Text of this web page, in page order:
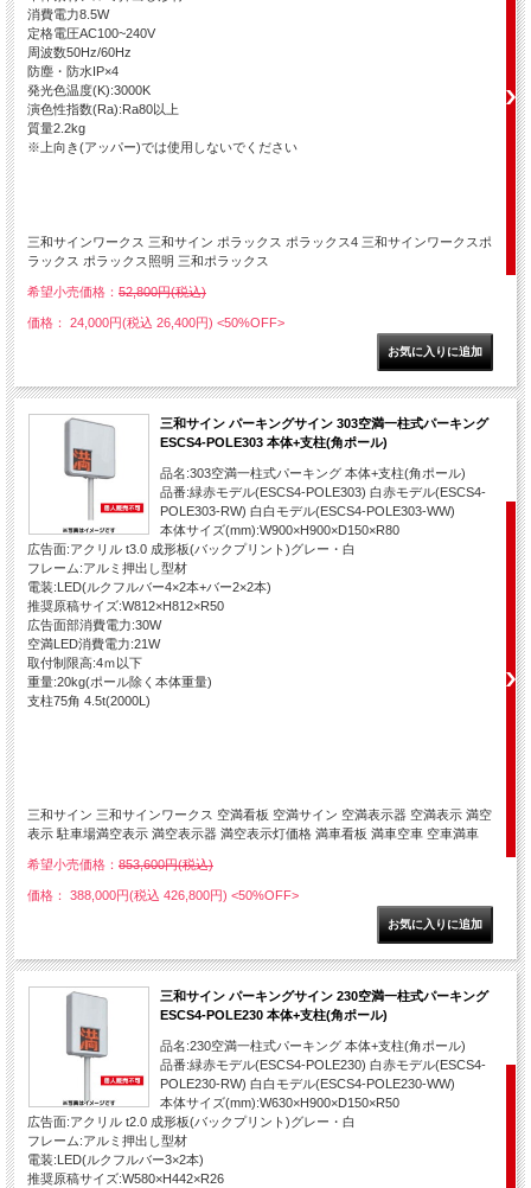
消費電力8.5W
定格電圧AC100~240V
周波数50Hz/60Hz
防塵・防水IP×4
発光色温度(K):3000K
演色性指数(Ra):Ra80以上
質量2.2kg
※上向き(アッパー)では使用しないでください
三和サインワークス 三和サイン ポラックス ポラックス4 三和サインワークスポ
ラックス ポラックス照明 三和ポラックス
希望小売価格： 52,800円(税込)
価格： 24,000円(税込 26,400円) <50%OFF>
三和サイン パーキングサイン 303空満一柱式パーキング
ESCS4-POLE303 本体+支柱(角ポール)
品名:303空満一柱式パーキング 本体+支柱(角ポール)
品番:緑赤モデル(ESCS4-POLE303) 白赤モデル(ESCS4-
POLE303-RW) 白白モデル(ESCS4-POLE303-WW)
本体サイズ(mm):W900×H900×D150×R80
広告面:アクリル t3.0 成形板(バックプリント)グレー・白
フレーム:アルミ押出し型材
電装:LED(ルクフルバー4×2本+バー2×2本)
推奨原稿サイズ:W812×H812×R50
広告面部消費電力:30W
空満LED消費電力:21W
取付制限高:4ｍ以下
重量:20kg(ポール除く本体重量)
支柱75角 4.5t(2000L)
三和サイン 三和サインワークス 空満看板 空満サイン 空満表示器 空満表示 満空
表示 駐車場満空表示 満空表示器 満空表示灯価格 満車看板 満車空車 空車満車
希望小売価格： 853,600円(税込)
価格： 388,000円(税込 426,800円) <50%OFF>
三和サイン パーキングサイン 230空満一柱式パーキング
ESCS4-POLE230 本体+支柱(角ポール)
品名:230空満一柱式パーキング 本体+支柱(角ポール)
品番:緑赤モデル(ESCS4-POLE230) 白赤モデル(ESCS4-
POLE230-RW) 白白モデル(ESCS4-POLE230-WW)
本体サイズ(mm):W630×H900×D150×R50
広告面:アクリル t2.0 成形板(バックプリント)グレー・白
フレーム:アルミ押出し型材
電装:LED(ルクフルバー3×2本)
推奨原稿サイズ:W580×H442×R26